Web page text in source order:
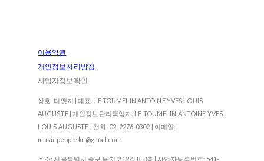
이용약관
개인정보처리방침
사업자정보확인
상호: 디엣지 | 대표: LE TOUMELIN ANTOINE YVES LOUIS
AUGUSTE | 개인정보관리책임자: LE TOUMELIN ANTOINE YVES
LOUIS AUGUSTE | 전화: 02-2276-0302 | 이메일:
musicpeople.kr@gmail.com
주소: 서울특별시 중구 을지로12길 8, 3층 | 사업자등록번호: 541-